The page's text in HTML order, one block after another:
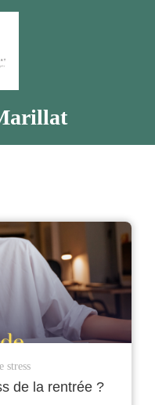
stress
de la rentrée ?